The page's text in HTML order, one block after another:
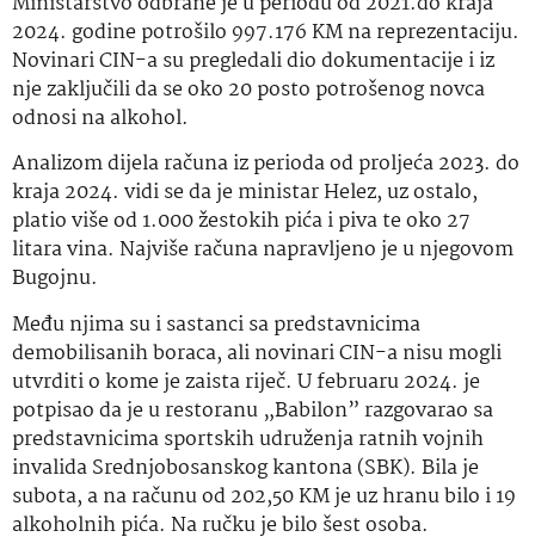
2024. godine potrošilo 997.176 KM na reprezentaciju.
Novinari CIN-a su pregledali dio dokumentacije i iz
nje zaključili da se oko 20 posto potrošenog novca
odnosi na alkohol.
Analizom dijela računa iz perioda od proljeća 2023. do
kraja 2024. vidi se da je ministar Helez, uz ostalo,
platio više od 1.000 žestokih pića i piva te oko 27
litara vina. Najviše računa napravljeno je u njegovom
Bugojnu.
Među njima su i sastanci sa predstavnicima
demobilisanih boraca, ali novinari CIN-a nisu mogli
utvrditi o kome je zaista riječ. U februaru 2024. je
potpisao da je u restoranu „Babilon” razgovarao sa
predstavnicima sportskih udruženja ratnih vojnih
invalida Srednjobosanskog kantona (SBK). Bila je
subota, a na računu od 202,50 KM je uz hranu bilo i 19
alkoholnih pića. Na ručku je bilo šest osoba.